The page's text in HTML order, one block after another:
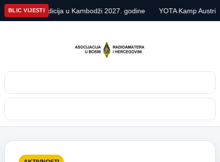
BLIC VIJESTI
DX ekspedicija u Kambodži 2027. godine YOTA Kamp Austrija